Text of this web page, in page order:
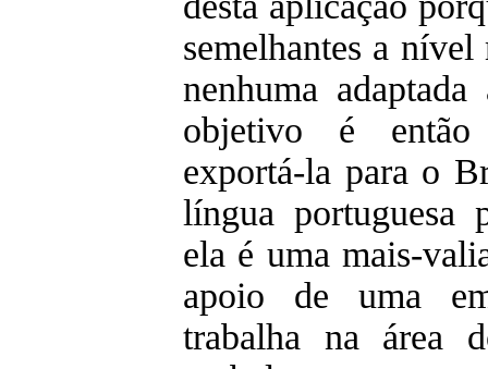
semelhantes a
nenhuma
objetivo é
exportá-la para o
língua portuguesa
ela é uma mais-
apoio de uma
trabalha na área